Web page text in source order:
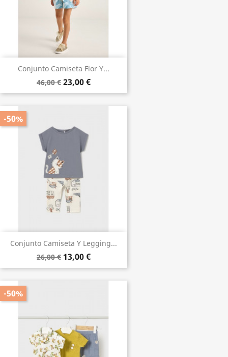
Conjunto Camiseta Flor Y...
46,00 € 23,00 €
Conjunto Camiseta Y Legging...
26,00 € 13,00 €
-50%
-50%